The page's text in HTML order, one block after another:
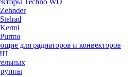
Techno WD
для радиаторов и конвекторов